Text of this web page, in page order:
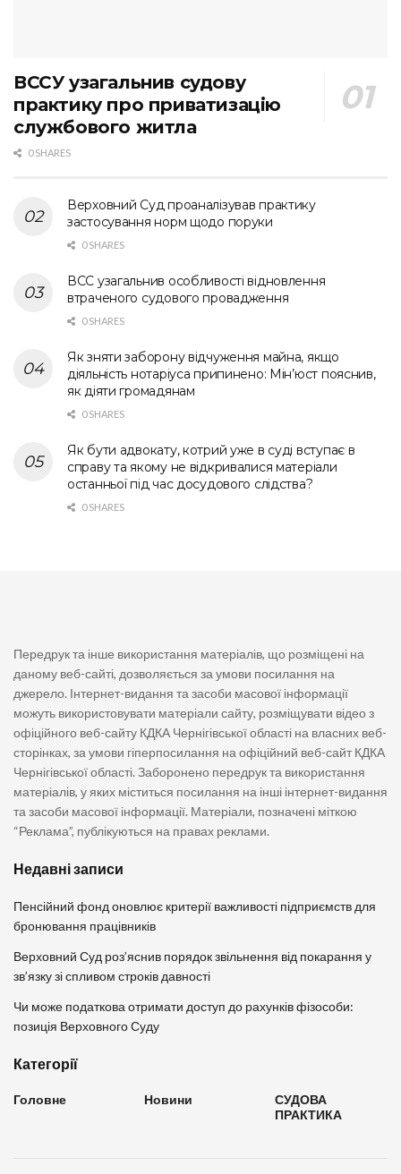
ВССУ узагальнив судову
практику про приватизацію
службового житла
0 SHARES
Верховний Суд проаналізував практику
застосування норм щодо поруки
0 SHARES
ВСС узагальнив особливості відновлення
втраченого судового провадження
0 SHARES
Як зняти заборону відчуження майна, якщо
діяльність нотаріуса припинено: Мін’юст пояснив,
як діяти громадянам
0 SHARES
Як бути адвокату, котрий уже в суді вступає в
справу та якому не відкривалися матеріали
останньої під час досудового слідства?
0 SHARES
Передрук та інше використання матеріалів, що розміщені на
даному веб-сайті, дозволяється за умови посилання на
джерело. Інтернет-видання та засоби масової інформації
можуть використовувати матеріали сайту, розміщувати відео з
офіційного веб-сайту КДКА Чернігівської області на власних веб-
сторінках, за умови гіперпосилання на офіційний веб-сайт КДКА
Чернігівської області. Заборонено передрук та використання
матеріалів, у яких міститься посилання на інші інтернет-видання
та засоби масової інформації. Матеріали, позначені міткою
“Реклама”, публікуються на правах реклами.
Недавні записи
Пенсійний фонд оновлює критерії важливості підприємств для
бронювання працівників
Верховний Суд роз’яснив порядок звільнення від покарання у
зв’язку зі спливом строків давності
Чи може податкова отримати доступ до рахунків фізособи:
позиція Верховного Суду
Категорії
Головне Новини
СУДОВА
ПРАКТИКА